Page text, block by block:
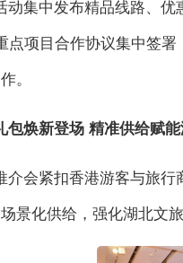
动集中发布精品线路、
点项目合作协议集中签
。
包焕新登场 精准供给赋
介会紧扣香港游客与旅
景化供给，强化湖北文